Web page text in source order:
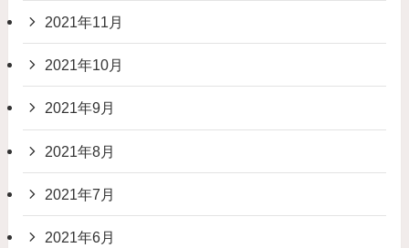
2021年11月
2021年10月
2021年9月
2021年8月
2021年7月
2021年6月